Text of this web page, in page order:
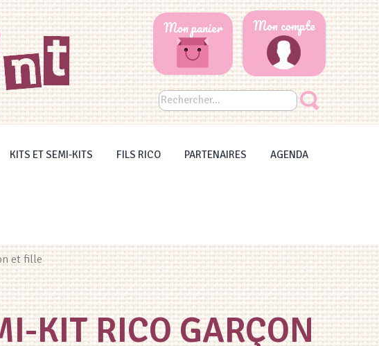
Mon panier Mon compte
KITS ET SEMI-KITS FILS RICO PARTENAIRES AGENDA
et fille
KIT RICO GARÇON